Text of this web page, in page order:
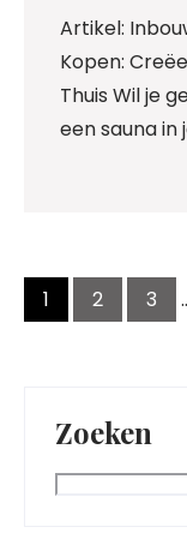
Artikel:
Kopen:
Thuis Wil je
een sauna in
1 2 3
Zoeken